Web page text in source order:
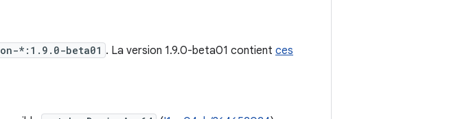
*:1.9.0-beta01 . La version 1.9.0-beta01 contient ces